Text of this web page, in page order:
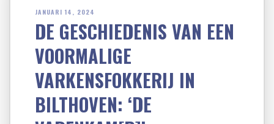
JANUARI 14, 2024
DE GESCHIEDENIS VAN EEN
VOORMALIGE
VARKENSFOKKERIJ IN
BILTHOVEN: ‘DE